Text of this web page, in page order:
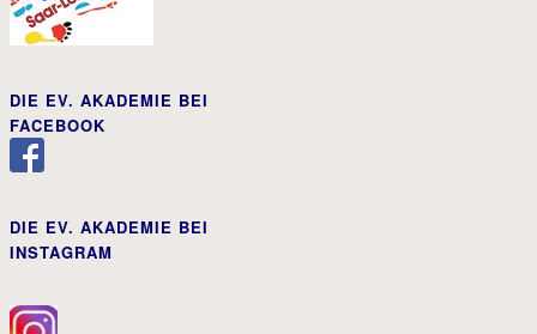
DIE EV. AKADEMIE BEI
FACEBOOK
DIE EV. AKADEMIE BEI
INSTAGRAM